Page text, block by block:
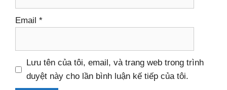
Email *
Lưu tên của tôi, email, và trang web trong trình
duyệt này cho lần bình luận kế tiếp của tôi.